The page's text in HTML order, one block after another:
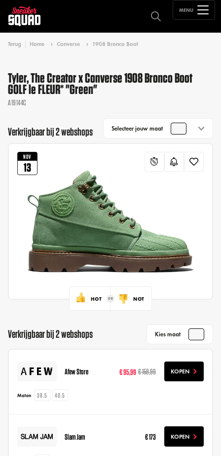
MENU
Terug Home Converse 1908 Bronco Boot
Tyler, The Creator x Converse 1908 Bronco Boot
GOLF le FLEUR* "Green"
A19144C
Verkrijgbaar bij 2 webshops Selecteer jouw maat
NOV
13
HOT NOT
Verkrijgbaar bij 2 webshops Kies maat
Afew Store € 95,99 € 159,99 KOPEN
Maten 38.5 40.5
Slam Jam € 173 KOPEN